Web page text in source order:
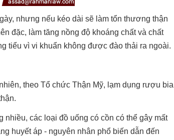
nhưng nếu kéo dài sẽ làm tổn thương thận
đặc, làm tăng nồng độ khoáng chất và chất
tiểu vì vi khuẩn không được đào thải ra ngoài.
theo Tổ chức Thận Mỹ, lạm dụng rượu bia
các loại đồ uống có cồn có thể gây mất
huyết áp - nguyên nhân phổ biến dẫn đến